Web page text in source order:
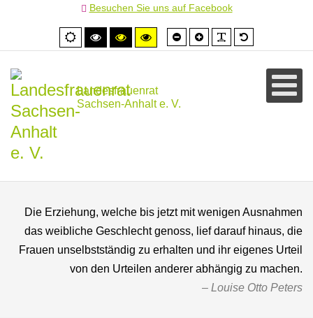
Besuchen Sie uns auf Facebook
Normale
Ansicht
Hoher
Kontrast
Hoher
Kontrast
Hoher
Kontrast
Schrift
kleiner
Schrift
größer
Landesfrauenrat
Sachsen-Anhalt e. V.
Die Erziehung, welche bis jetzt mit wenigen Ausnahmen
das weibliche Geschlecht genoss, lief darauf hinaus, die
Frauen unselbstständig zu erhalten und ihr eigenes Urteil
von den Urteilen anderer abhängig zu machen.
Louise Otto Peters